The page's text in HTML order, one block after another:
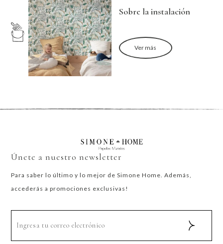
Sobre la instalación
Ver más
Únete a nuestro newsletter
Para saber lo último y lo mejor de Simone Home. Además,
accederás a promociones exclusivas!